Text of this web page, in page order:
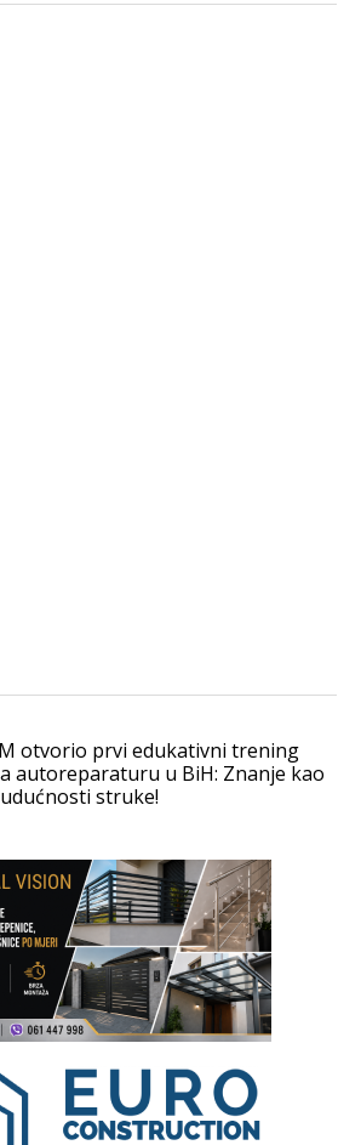
otvorio prvi edukativni trening
autoreparaturu u BiH: Znanje kao
struke!